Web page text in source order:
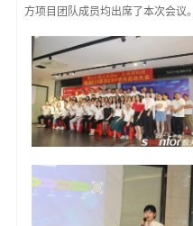
方项目团队成员均出席了本次会议。